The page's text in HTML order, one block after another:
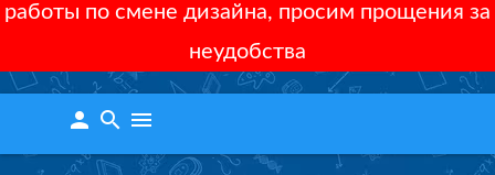
работы по смене дизайна, просим прощения за
неудобства
person search menu